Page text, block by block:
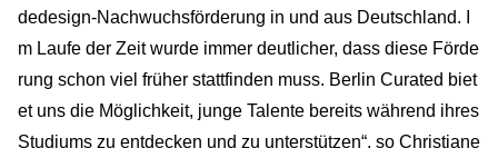
dedesign-Nachwuchsförderung in und aus Deutschland. I
m Laufe der Zeit wurde immer deutlicher, dass diese Förde
rung schon viel früher stattfinden muss. Berlin Curated biet
et uns die Möglichkeit, junge Talente bereits während ihres
Studiums zu entdecken und zu unterstützen“, so Christiane